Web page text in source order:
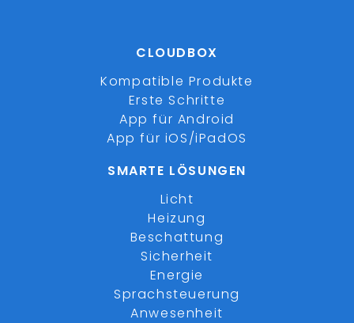
CLOUDBOX
Kompatible Produkte
Erste Schritte
App für Android
App für iOS/iPadOS
SMARTE LÖSUNGEN
Licht
Heizung
Beschattung
Sicherheit
Energie
Sprachsteuerung
Anwesenheit